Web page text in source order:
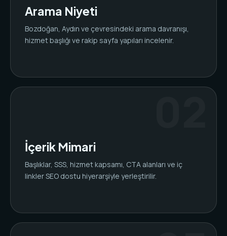
Arama Niyeti
Bozdoğan, Aydın ve çevresindeki arama davranışı,
hizmet başlığı ve rakip sayfa yapıları incelenir.
İçerik Mimari
Başlıklar, SSS, hizmet kapsamı, CTA alanları ve iç
linkler SEO dostu hiyerarşiyle yerleştirilir.